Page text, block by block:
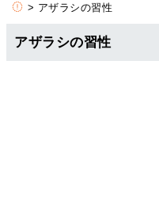
> アザラシの習性
アザラシの習性